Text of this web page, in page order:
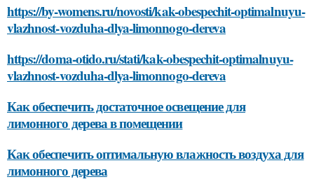
https://by-womens.ru/novosti/kak-obespechit-optimalnuyu-
vlazhnost-vozduha-dlya-limonnogo-dereva
https://doma-otido.ru/stati/kak-obespechit-optimalnuyu-
vlazhnost-vozduha-dlya-limonnogo-dereva
Как обеспечить достаточное освещение для
лимонного дерева в помещении
Как обеспечить оптимальную влажность воздуха для
лимонного дерева